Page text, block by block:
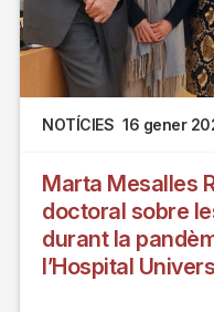
NOTÍCIES 16 gener
Marta Mesalles
doctoral sobre
durant la
l’Hospital